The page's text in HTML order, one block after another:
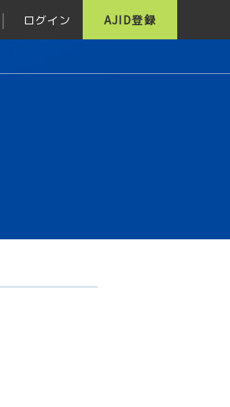
ログイン AJID登録